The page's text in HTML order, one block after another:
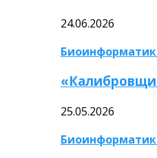
24.06.2026
25.05.2026